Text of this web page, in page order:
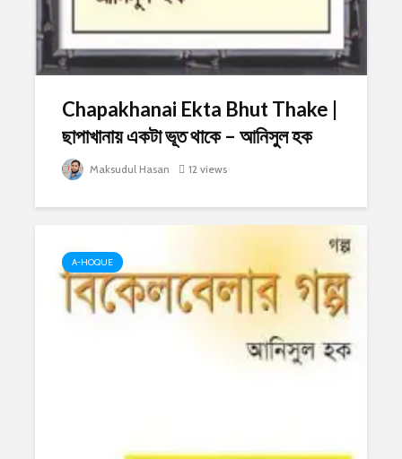
Chapakhanai Ekta Bhut Thake |
ছাপাখানায় একটা ভূত থাকে – আনিসুল হক
Maksudul Hasan 12 views
A-HOQUE